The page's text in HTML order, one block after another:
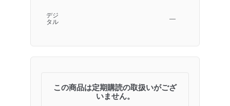
デジ
タル
―
この商品は定期購読の取扱いがござ
いません。